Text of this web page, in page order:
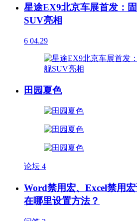
星途EX9北京车展首发：
SUV亮相
6 04.29
田园夏色
论坛 4
Word禁用宏、Excel禁用
在哪里设置方法？